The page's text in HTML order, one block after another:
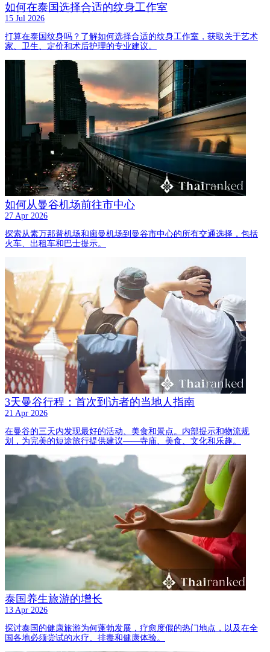
如何在泰国选择合适的纹身工作室
15 Jul 2026
打算在泰国纹身吗？了解如何选择合适的纹身工作室，获取关于艺术
家、卫生、定价和术后护理的专业建议。
如何从曼谷机场前往市中心
27 Apr 2026
探索从素万那普机场和廊曼机场到曼谷市中心的所有交通选择，包括
火车、出租车和巴士提示。
3天曼谷行程：首次到访者的当地人指南
21 Apr 2026
在曼谷的三天内发现最好的活动、美食和景点。内部提示和物流规
划，为完美的短途旅行提供建议——寺庙、美食、文化和乐趣。
泰国养生旅游的增长
13 Apr 2026
探讨泰国的健康旅游为何蓬勃发展，疗愈度假的热门地点，以及在全
国各地必须尝试的水疗、排毒和健康体验。